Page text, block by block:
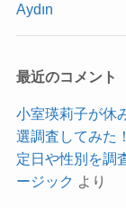
Aydın
最近のコメント
小室瑛莉子が休
選調査してみた！
定日や性別を調
ージック より